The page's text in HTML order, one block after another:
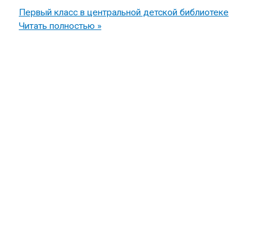
Первый класс в центральной детской библиотеке
Читать полностью »